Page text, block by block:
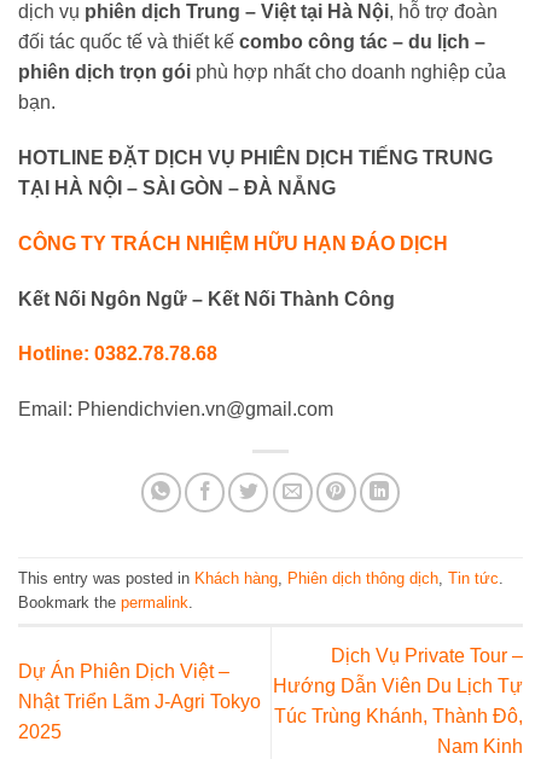
dịch vụ phiên dịch Trung – Việt tại Hà Nội, hỗ trợ đoàn
đối tác quốc tế và thiết kế combo công tác – du lịch –
phiên dịch trọn gói phù hợp nhất cho doanh nghiệp của
bạn.
HOTLINE ĐẶT DỊCH VỤ PHIÊN DỊCH TIẾNG TRUNG
TẠI HÀ NỘI – SÀI GÒN – ĐÀ NẴNG
CÔNG TY TRÁCH NHIỆM HỮU HẠN ĐÁO DỊCH
Kết Nối Ngôn Ngữ – Kết Nối Thành Công
Hotline: 0382.78.78.68
Email: Phiendichvien.vn@gmail.com
This entry was posted in Khách hàng Phiên dịch thông dịch Tin tức
Bookmark the permalink
Dự Án Phiên Dịch Việt –
Nhật Triển Lãm J-Agri Tokyo
2025
Dịch Vụ Private Tour –
Hướng Dẫn Viên Du Lịch Tự
Túc Trùng Khánh, Thành Đô,
Nam Kinh